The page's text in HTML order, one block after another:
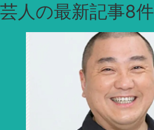
ー
カ
芸人の最新記事8件